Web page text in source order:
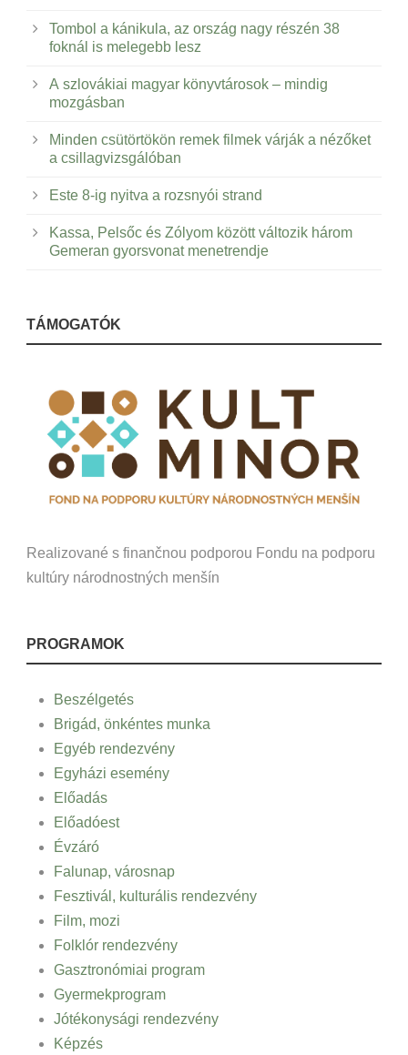
Tombol a kánikula, az ország nagy részén 38
foknál is melegebb lesz
A szlovákiai magyar könyvtárosok – mindig
mozgásban
Minden csütörtökön remek filmek várják a nézőket
a csillagvizsgálóban
Este 8-ig nyitva a rozsnyói strand
Kassa, Pelsőc és Zólyom között változik három
Gemeran gyorsvonat menetrendje
TÁMOGATÓK
Realizované s finančnou podporou Fondu na podporu
kultúry národnostných menšín
PROGRAMOK
Beszélgetés
Brigád, önkéntes munka
Egyéb rendezvény
Egyházi esemény
Előadás
Előadóest
Évzáró
Falunap, városnap
Fesztivál, kulturális rendezvény
Film, mozi
Folklór rendezvény
Gasztronómiai program
Gyermekprogram
Jótékonysági rendezvény
Képzés